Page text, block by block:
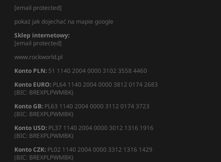
[email protected]
pokaż jak dojechać na mapie google
Sklep internetowy:
[email protected]
www.rockworld.pl
Konto PLN: 51 1140 2004 0000 3102 3558 4460
Konto EURO: PL64 1140 2004 0000 3812 0174 2683
(BIC: BREXPLPWMBK)
Konto GB: PL63 1140 2004 0000 3112 0174 3723
(BIC: BREXPLPWMBK)
Konto USD: PL37 1140 2004 0000 3012 1316 1916
(BIC: BREXPLPWMBK)
Konto CZK: PL02 1140 2004 0000 3312 1316 1429
(BIC: BREXPLPWMBK)